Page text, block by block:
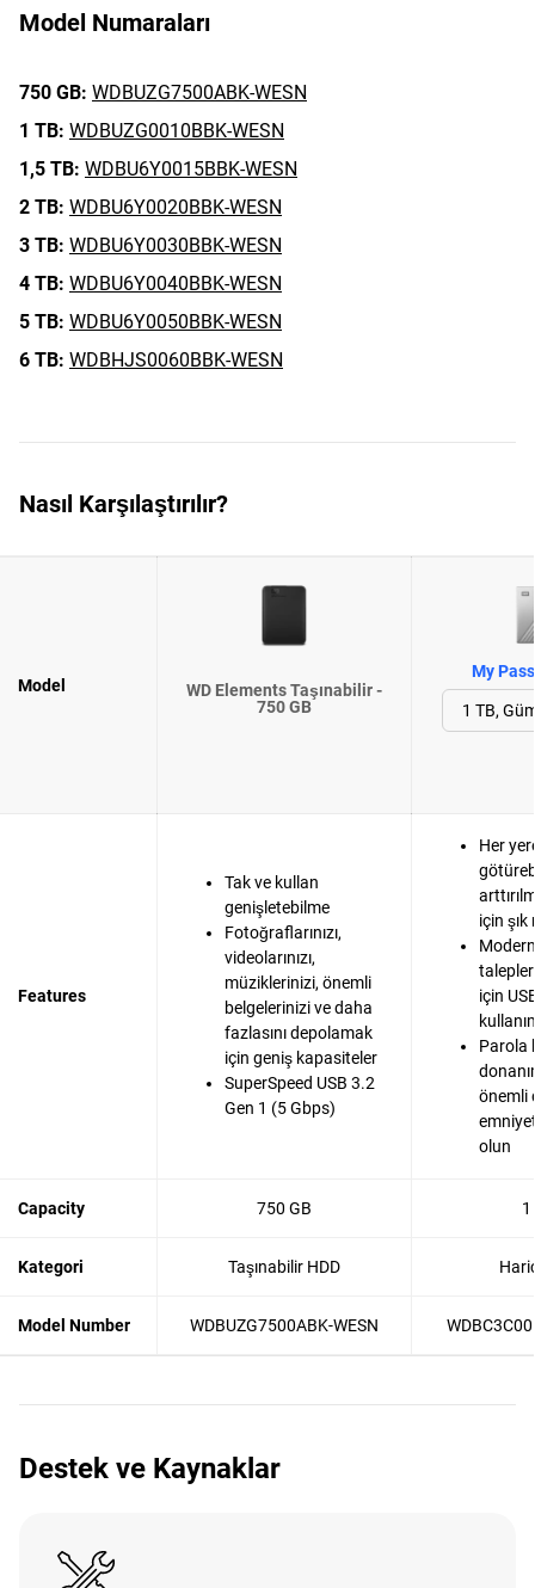
Model Numaraları
750 GB: WDBUZG7500ABK-WESN
1 TB: WDBUZG0010BBK-WESN
1,5 TB: WDBU6Y0015BBK-WESN
2 TB: WDBU6Y0020BBK-WESN
3 TB: WDBU6Y0030BBK-WESN
4 TB: WDBU6Y0040BBK-WESN
5 TB: WDBU6Y0050BBK-WESN
6 TB: WDBHJS0060BBK-WESN
Nasıl Karşılaştırılır?
Model
WD Elements Taşınabilir -
750 GB
My
Features
Tak ve kullan
genişletebilme
Fotoğraflarınızı,
videolarınızı,
müziklerinizi, önemli
belgelerinizi ve daha
fazlasını depolamak
için geniş kapasiteler
SuperSpeed USB 3.2
Gen 1 (5 Gbps)
Her
için
için
Parola
önemli
olun
Capacity 750 GB 1
Kategori Taşınabilir HDD
Model Number WDBUZG7500ABK-WESN
Destek ve Kaynaklar